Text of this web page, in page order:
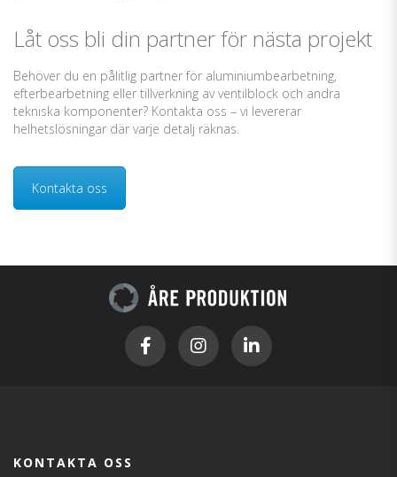
Låt oss bli din partner för nästa projekt
Behöver du en pålitlig partner för aluminiumbearbetning,
efterbearbetning eller tillverkning av ventilblock och andra
tekniska komponenter? Kontakta oss – vi levererar
helhetslösningar där varje detalj räknas.
Kontakta oss
KONTAKTA OSS